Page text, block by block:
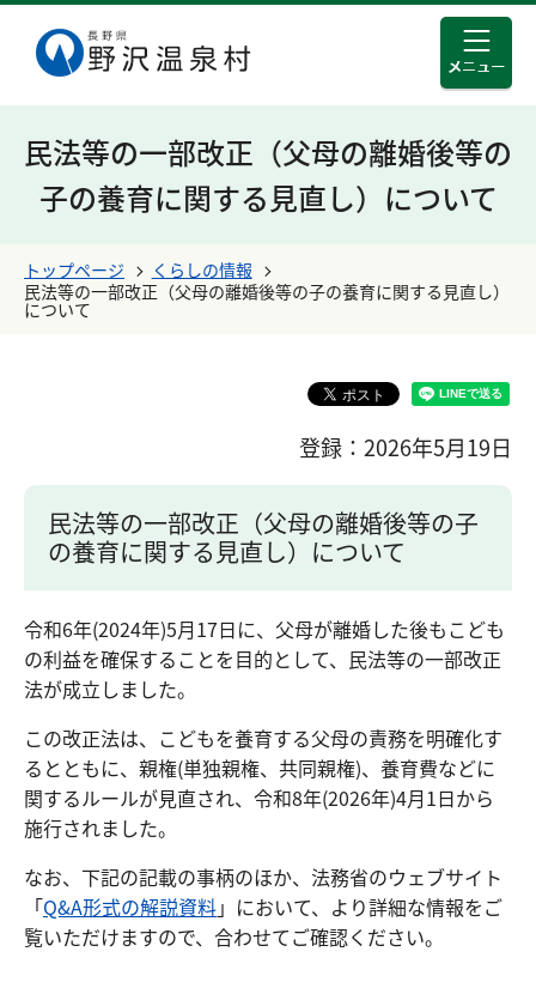
メニュ
民法等の一部改正（父母の離婚後等の
子の養育に関する見直し）について
トップページ
くらしの情報
民法等の一部改正（父母の離婚後等の子の養育に関する見直し）
について
登録：2026年5月19日
民法等の一部改正（父母の離婚後等の子
の養育に関する見直し）について
令和6年(2024年)5月17日に、父母が離婚した後もこども
の利益を確保することを目的として、民法等の一部改正
法が成立しました。
この改正法は、こどもを養育する父母の責務を明確化す
るとともに、親権(単独親権、共同親権)、養育費などに
関するルールが見直され、令和8年(2026年)4月1日から
施行されました。
なお、下記の記載の事柄のほか、法務省のウェブサイト
「Q&A形式の解説資料」において、より詳細な情報をご
覧いただけますので、合わせてご確認ください。